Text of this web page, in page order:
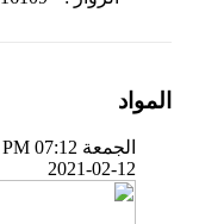
المواد
الجمعة PM 07:12
2021-02-12